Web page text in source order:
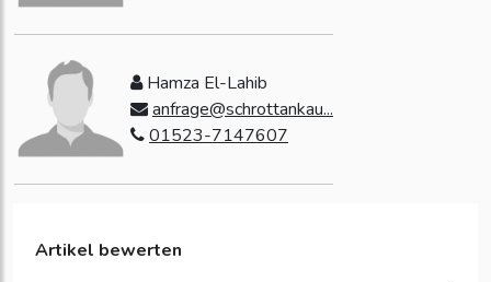
Hamza El-Lahib
anfrage@schrottankau...
01523-7147607
Artikel bewerten